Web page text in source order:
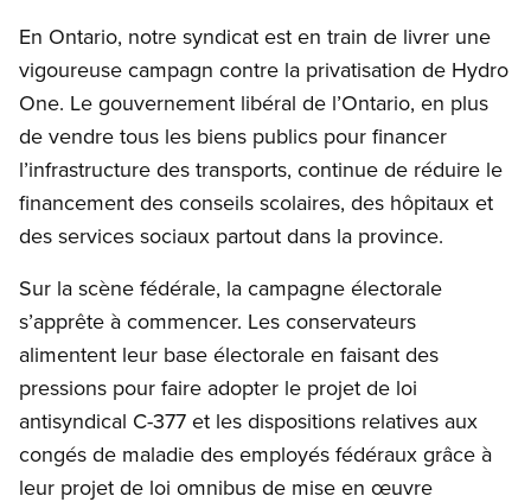
En Ontario, notre syndicat est en train de livrer une
vigoureuse campagn contre la privatisation de Hydro
One. Le gouvernement libéral de l’Ontario, en plus
de vendre tous les biens publics pour financer
l’infrastructure des transports, continue de réduire le
financement des conseils scolaires, des hôpitaux et
des services sociaux partout dans la province.
Sur la scène fédérale, la campagne électorale
s’apprête à commencer. Les conservateurs
alimentent leur base électorale en faisant des
pressions pour faire adopter le projet de loi
antisyndical C-377 et les dispositions relatives aux
congés de maladie des employés fédéraux grâce à
leur projet de loi omnibus de mise en œuvre